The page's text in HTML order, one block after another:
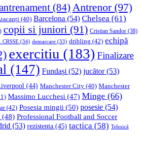
(84) Antrenor(97)
(40) Barcelona (54) Chelsea (61)
copii si juniori (91) Cristian Sandor (38)
CRSSE (34) demarcare (33) dribling (42) echipă
exercitiu (183) Finalizare
(147) Fundași (52) jucător(53)
(44) Manchester City (40) Manchester
Massimo Lucchesi (47) Minge (66)
(42) Posesia mingii (50) posesie (54)
(48) Professional Football and Soccer
(53) rezistenta (45) tactica (58) Tehnică